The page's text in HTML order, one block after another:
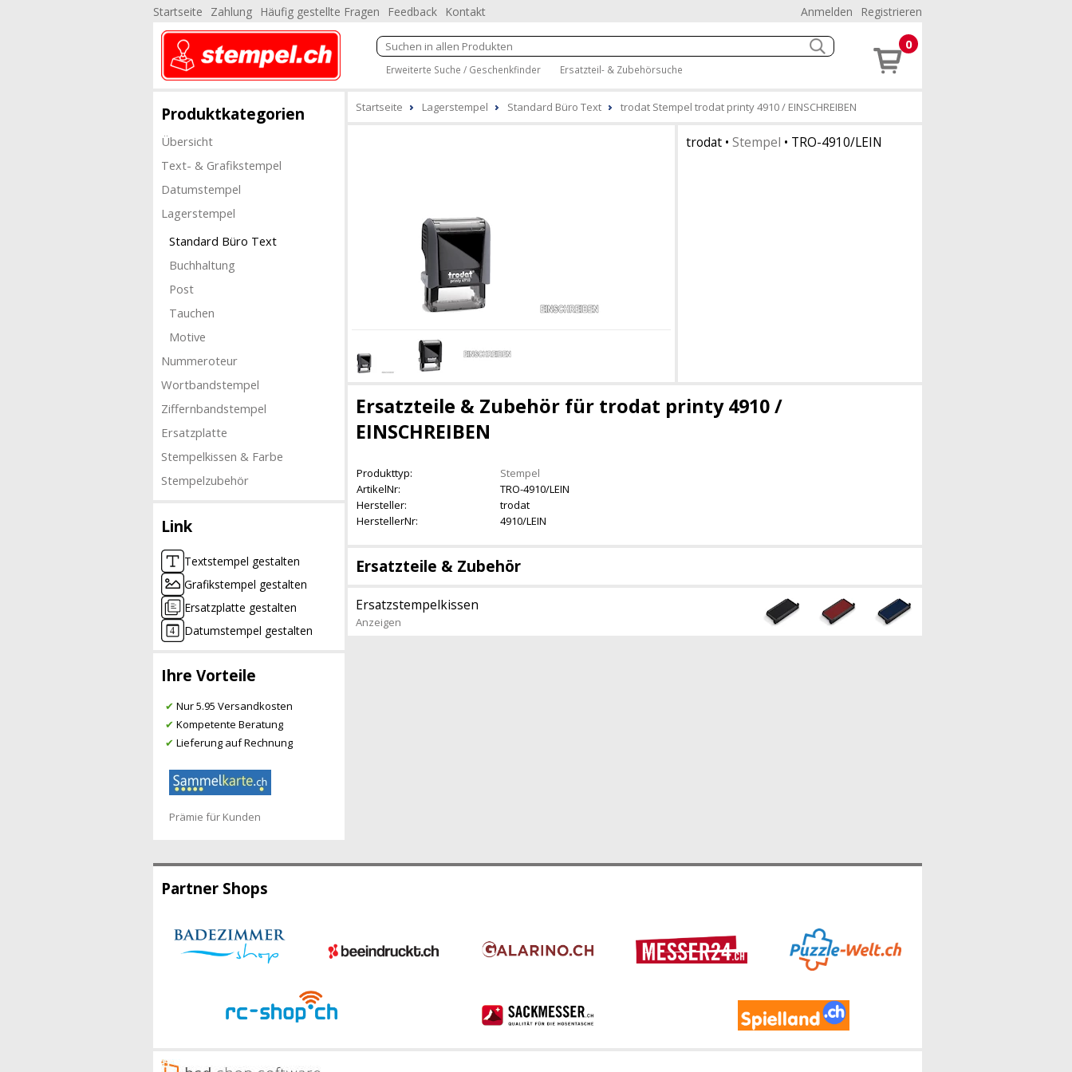
Startseite Zahlung Häufig gestellte Fragen Feedback Kontakt Anmelden Registrieren
Erweiterte Suche / Geschenkfinder Ersatzteil- & Zubehörsuche
0
Produktkategorien
Übersicht
Text- & Grafikstempel
Datumstempel
Lagerstempel
Standard Büro Text
Buchhaltung
Post
Tauchen
Motive
Nummeroteur
Wortbandstempel
Ziffernbandstempel
Ersatzplatte
Stempelkissen & Farbe
Stempelzubehör
Link
Textstempel gestalten
Grafikstempel gestalten
Ersatzplatte gestalten
Datumstempel gestalten
Ihre Vorteile
✔ Nur 5.95 Versandkosten
✔ Kompetente Beratung
✔ Lieferung auf Rechnung
Prämie für Kunden
Startseite Lagerstempel Standard Büro Text trodat Stempel trodat printy 4910 / EINSCHREIBEN
trodat • Stempel • TRO-4910/LEIN
Ersatzteile & Zubehör für trodat printy 4910 /
EINSCHREIBEN
Produkttyp:
Stempel
ArtikelNr:
TRO-4910/LEIN
Hersteller:
trodat
HerstellerNr:
4910/LEIN
Ersatzteile & Zubehör
Ersatzstempelkissen
Anzeigen
Partner Shops